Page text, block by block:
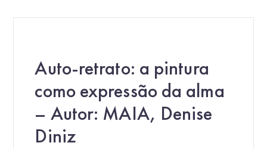
Auto-retrato: a pintura
como expressão da alma
– Autor: MAIA, Denise
Diniz